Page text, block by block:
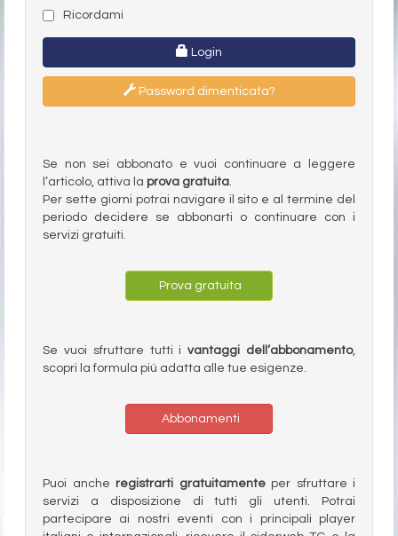
Ricordami
Login
Password dimenticata?
Se non sei abbonato e vuoi continuare a leggere
l’articolo, attiva la prova gratuita.
Per sette giorni potrai navigare il sito e al termine del
periodo decidere se abbonarti o continuare con i
servizi gratuiti.
Prova gratuita
Se vuoi sfruttare tutti ivantaggi dell’abbonamento,
scopri la formula più adatta alle tue esigenze.
Abbonamenti
Puoi anche registrarti gratuitamenteper sfruttare i
servizi a disposizione di tutti gli utenti. Potrai
partecipare ai nostri eventi con i principali player